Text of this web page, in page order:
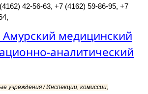
42-56-63, +7 (4162) 59-86-95, +7
медицинский
аналитический
учреждения / Инспекции, комиссии,